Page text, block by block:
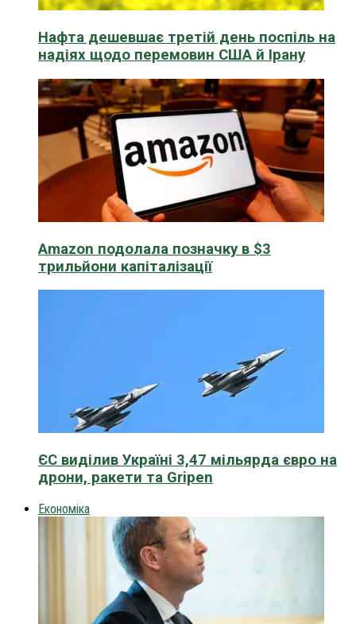
Нафта дешевшає третій день поспіль на
надіях щодо перемовин США й Ірану
Amazon подолала позначку в $3
трильйони капіталізації
ЄС виділив Україні 3,47 мільярда євро на
дрони, ракети та Gripen
Економіка